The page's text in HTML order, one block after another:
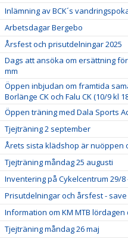
Inlämning av BCK´s
Arbetsdagar Bergebo
Årsfest och prisutdelningar 2025
Dags att ansöka om ersättning
mm
Öppen inbjudan om framtida
Borlänge CK och Falu CK (10/9 kl
Öppen träning med Dala Sports
Tjejträning 2 september
Årets sista klädshop är nuöppen
Tjejträning måndag 25 augusti
Inventering på Cykelcentrum 29/8
Prisutdelningar och årsfest - save
Information om KM MTB lördagen
Tjejträning måndag 26 maj